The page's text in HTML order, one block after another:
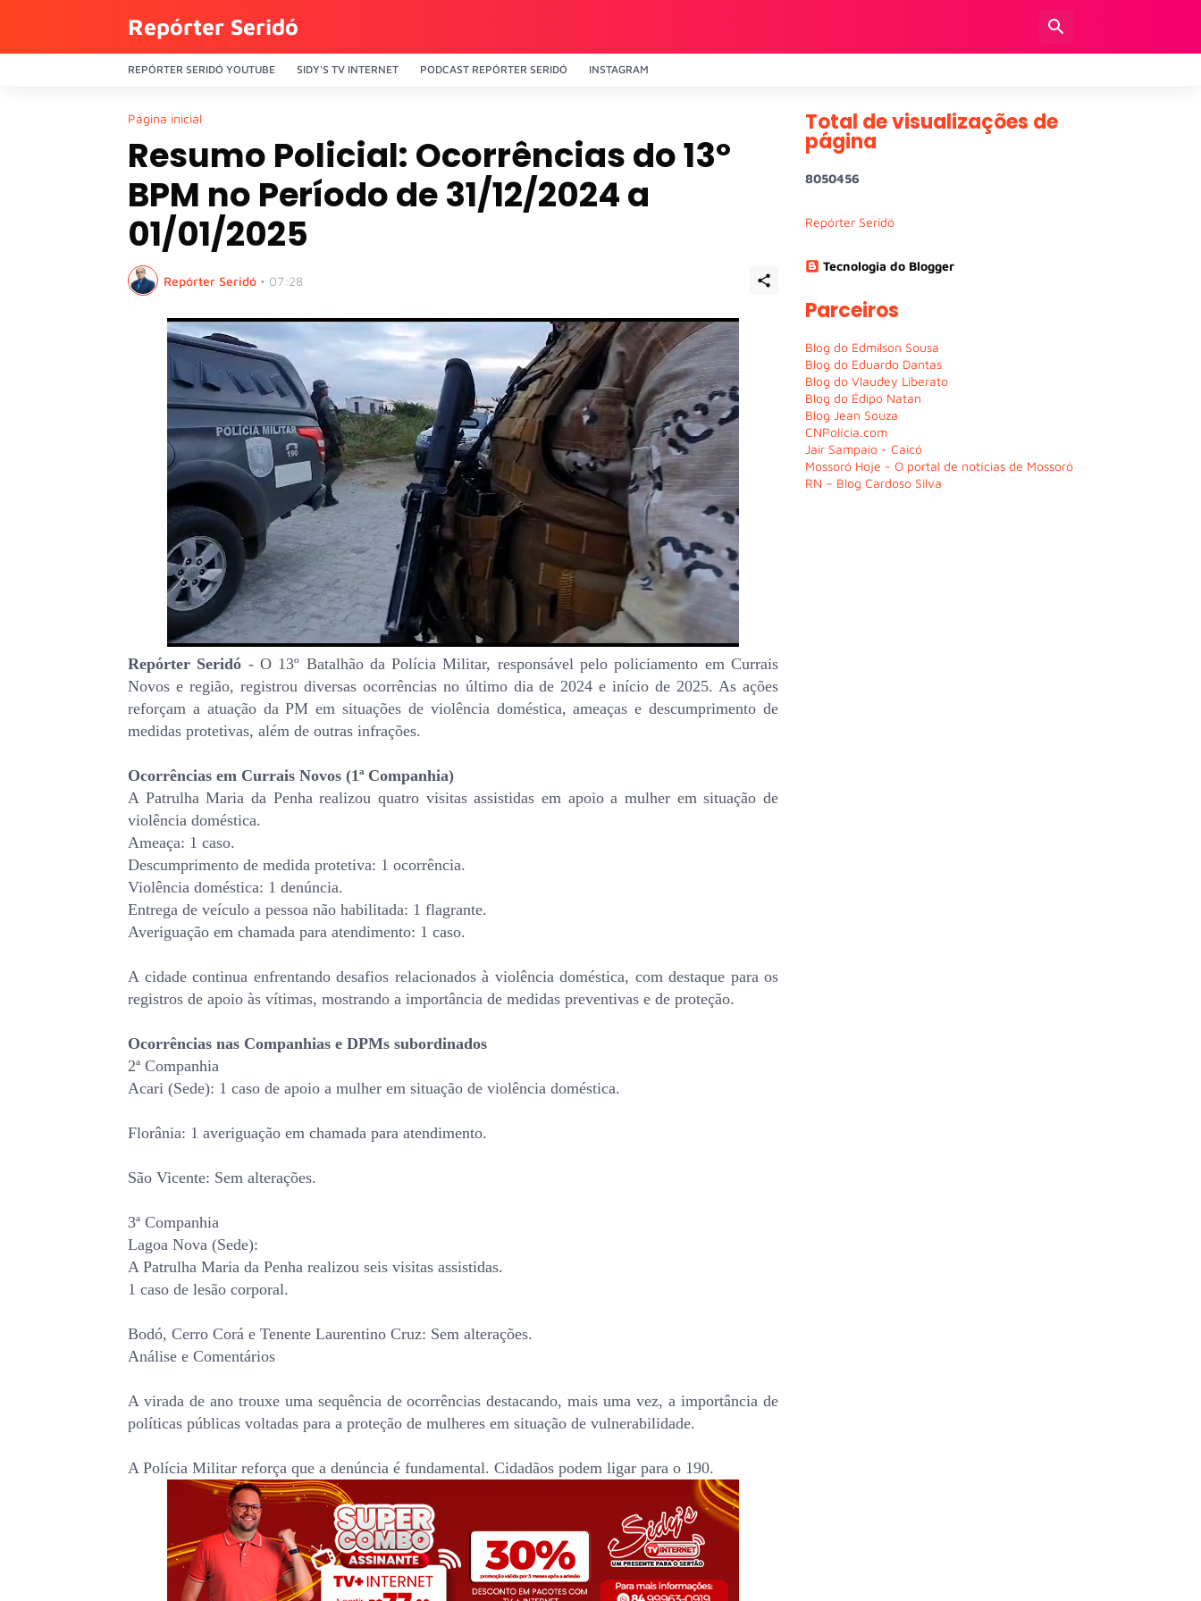
Repórter Seridó
REPÓRTER SERIDÓ YOUTUBE SIDY'S TV INTERNET PODCAST REPÓRTER SERIDÓ INSTAGRAM
Página inicial
Resumo Policial: Ocorrências do 13º
BPM no Período de 31/12/2024 a
01/01/2025
Repórter Seridó • 07:28
Repórter Seridó - O 13º Batalhão da Polícia Militar, responsável pelo policiamento em Currais
Novos e região, registrou diversas ocorrências no último dia de 2024 e início de 2025. As ações
reforçam a atuação da PM em situações de violência doméstica, ameaças e descumprimento de
medidas protetivas, além de outras infrações.
Ocorrências em Currais Novos (1ª Companhia)
A Patrulha Maria da Penha realizou quatro visitas assistidas em apoio a mulher em situação de
violência doméstica.
Ameaça: 1 caso.
Descumprimento de medida protetiva: 1 ocorrência.
Violência doméstica: 1 denúncia.
Entrega de veículo a pessoa não habilitada: 1 flagrante.
Averiguação em chamada para atendimento: 1 caso.
A cidade continua enfrentando desafios relacionados à violência doméstica, com destaque para os
registros de apoio às vítimas, mostrando a importância de medidas preventivas e de proteção.
Ocorrências nas Companhias e DPMs subordinados
2ª Companhia
Acari (Sede): 1 caso de apoio a mulher em situação de violência doméstica.
Florânia: 1 averiguação em chamada para atendimento.
São Vicente: Sem alterações.
3ª Companhia
Lagoa Nova (Sede):
A Patrulha Maria da Penha realizou seis visitas assistidas.
1 caso de lesão corporal.
Bodó, Cerro Corá e Tenente Laurentino Cruz: Sem alterações.
Análise e Comentários
A virada de ano trouxe uma sequência de ocorrências destacando, mais uma vez, a importância de
políticas públicas voltadas para a proteção de mulheres em situação de vulnerabilidade.
A Polícia Militar reforça que a denúncia é fundamental. Cidadãos podem ligar para o 190.
Total de visualizações de
página
8050456
Repórter Seridó
Tecnologia do Blogger
Parceiros
Blog do Edmilson Sousa
Blog do Eduardo Dantas
Blog do Vlaudey Liberato
Blog do Édipo Natan
Blog Jean Souza
CNPolícia.com
Jair Sampaio - Caicó
Mossoró Hoje - O portal de notícias de Mossoró
RN – Blog Cardoso Silva